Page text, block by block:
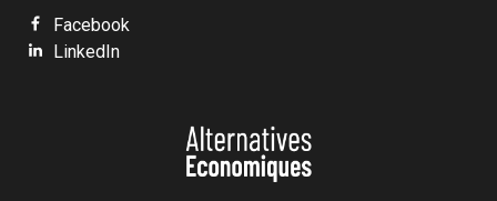
Facebook
LinkedIn